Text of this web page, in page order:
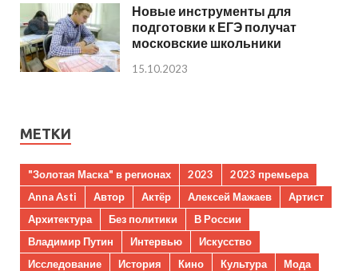
Новые инструменты для
подготовки к ЕГЭ получат
московские школьники
15.10.2023
МЕТКИ
"Золотая Маска" в регионах 2023
2023 премьера
Anna Asti
Автор Актёр Алексей Мажаев
Артист
Архитектура
Без политики
В России
Владимир Путин
Интервью
Искусство
Исследование
История Кино Культура
Мода